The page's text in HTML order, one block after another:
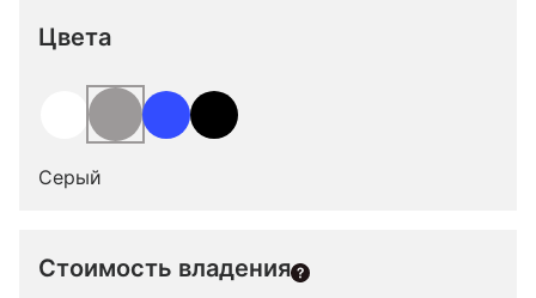
Цвета
Серый
Стоимость владения